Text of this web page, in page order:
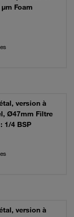
Foam
version à
Ø47mm Filtre
1/4 BSP
version à